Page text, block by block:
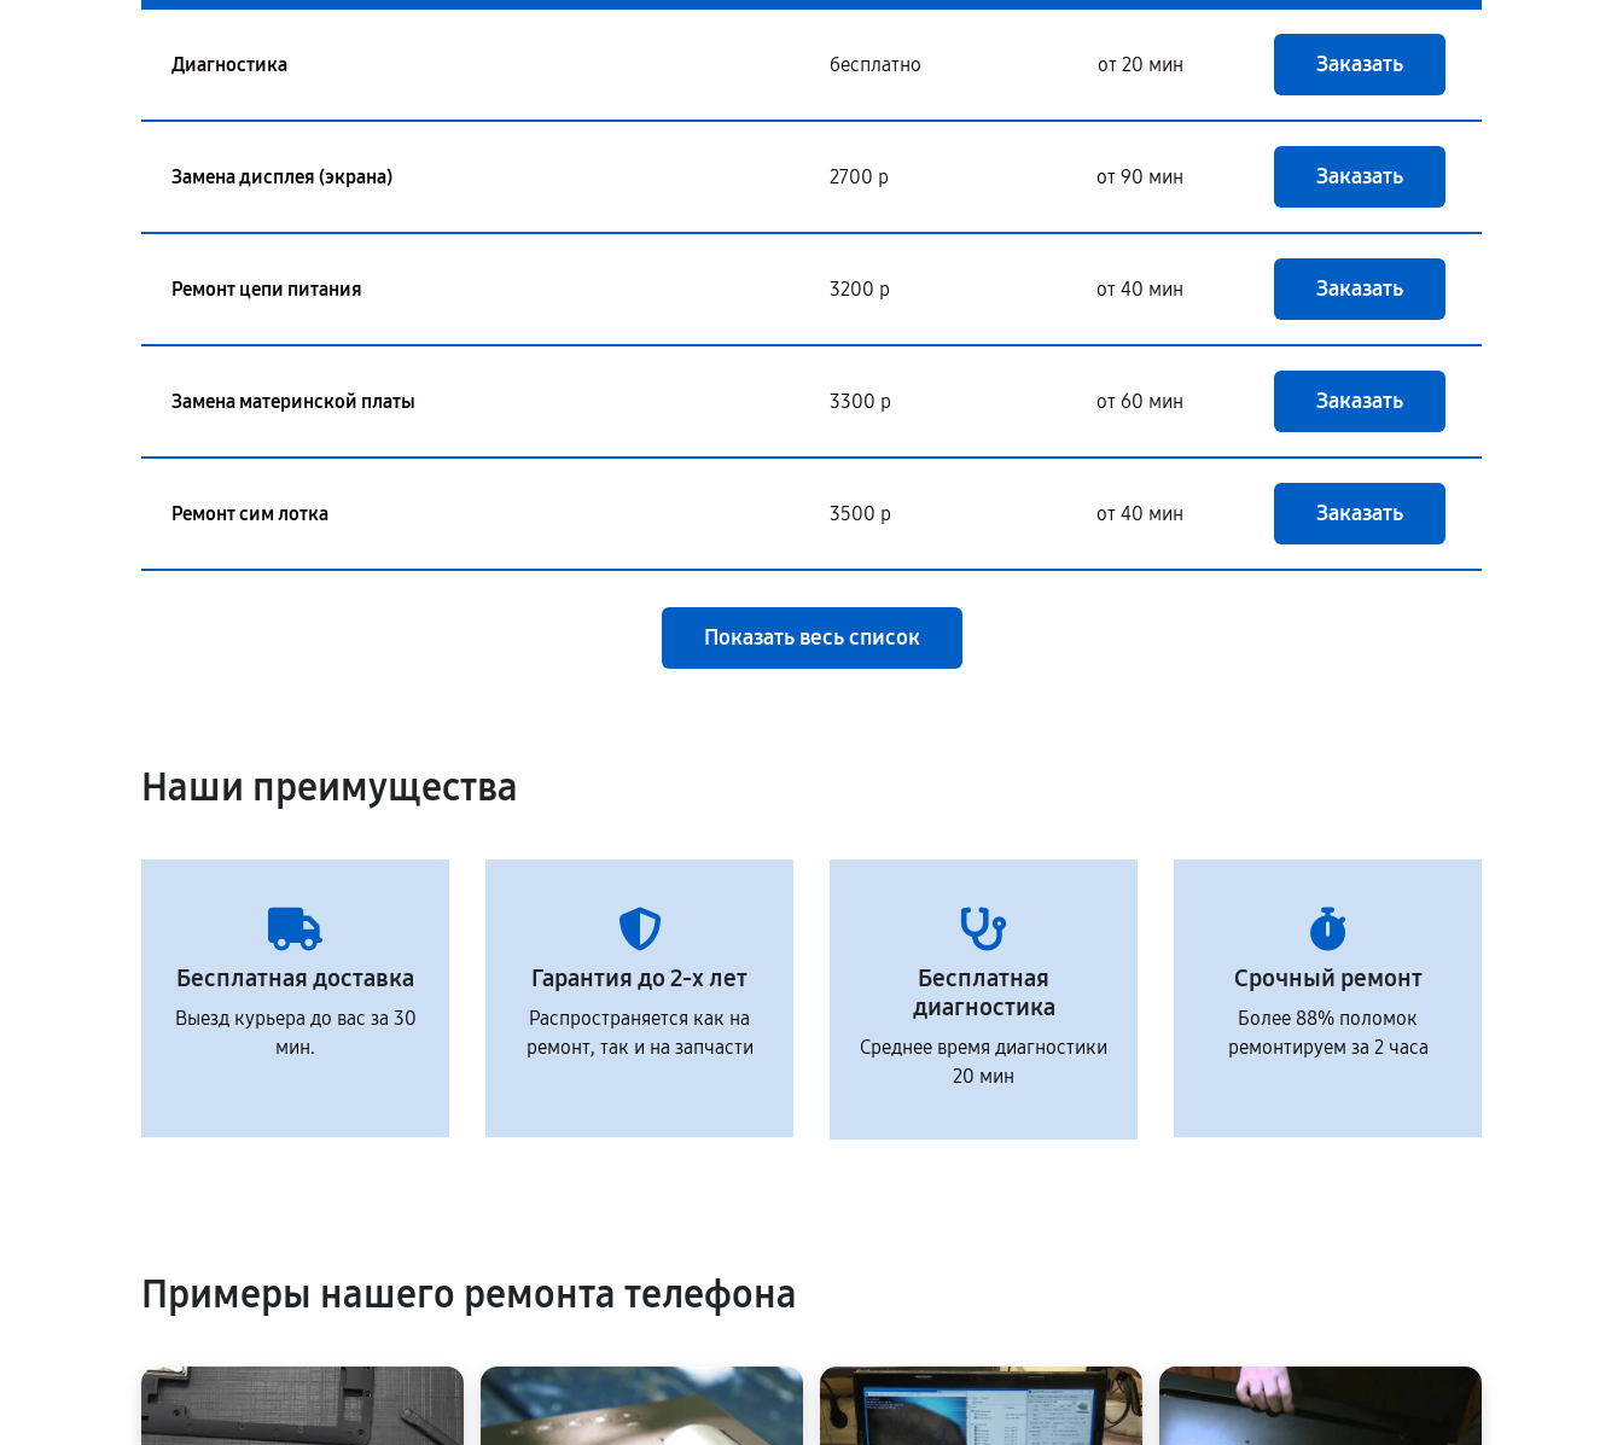
Диагностика бесплатно от 20 мин Заказать
Замена дисплея (экрана) 2700 р от 90 мин Заказать
Ремонт цепи питания 3200 р от 40 мин Заказать
Замена материнской платы 3300 р от 60 мин Заказать
Ремонт сим лотка 3500 р от 40 мин Заказать
Показать весь список
Наши преимущества
Бесплатная доставка
Выезд курьера до вас за 30
мин.
Гарантия до 2-х лет
Распространяется как на
ремонт, так и на запчасти
Бесплатная
диагностика
Среднее время диагностики
20 мин
Срочный ремонт
Более 88% поломок
ремонтируем за 2 часа
Примеры нашего ремонта телефона